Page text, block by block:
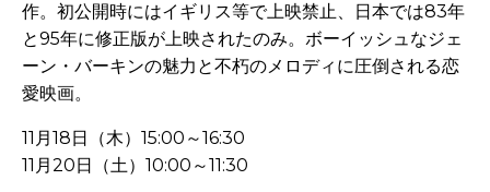
作。初公開時にはイギリス等で上映禁止、日本では83年
と95年に修正版が上映されたのみ。ボーイッシュなジェ
ーン・バーキンの魅力と不朽のメロディに圧倒される恋
愛映画。
11月18日（木）15:00～16:30
11月20日（土）10:00～11:30